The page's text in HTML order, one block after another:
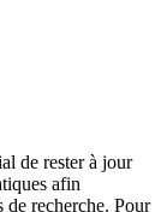
de rester à jour
afin
de recherche. Pour